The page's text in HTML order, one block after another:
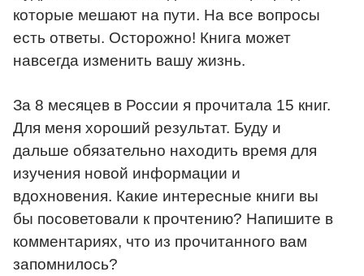
которые мешают на пути. На все вопросы
есть ответы. Осторожно! Книга может
навсегда изменить вашу жизнь.
За 8 месяцев в России я прочитала 15 книг.
Для меня хороший результат. Буду и
дальше обязательно находить время для
изучения новой информации и
вдохновения. Какие интересные книги вы
бы посоветовали к прочтению? Напишите в
комментариях, что из прочитанного вам
запомнилось?